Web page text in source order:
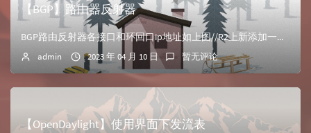
【BGP】路由器反射器
BGP路由反射器各接口和环回口ip地址如上图//R2上新添加一个loopback1 ip add 10.2.2.2 24在R2、R3路由器上测试连通性&l...
admin 2023 年 04 月 10 日 暂无评论
【OpenDaylight】使用界面下发流表